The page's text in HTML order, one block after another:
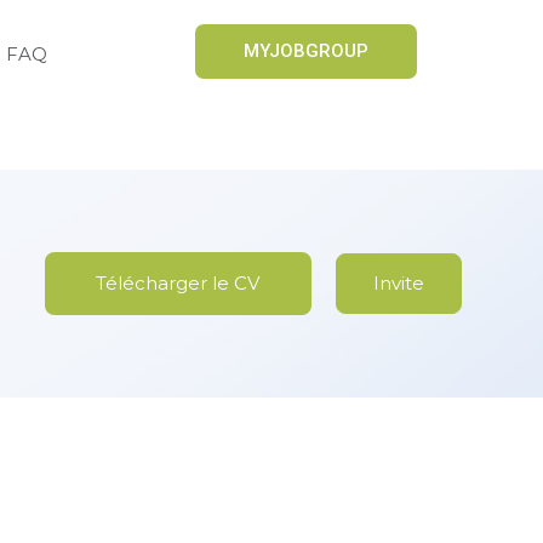
FAQ MYJOBGROUP
Télécharger le CV Invite